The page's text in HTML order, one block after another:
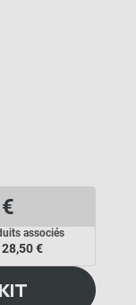
associés
28,50 €